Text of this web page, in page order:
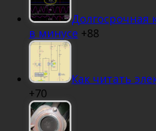
Долгосрочная
в минусе +88
Как читать
+70